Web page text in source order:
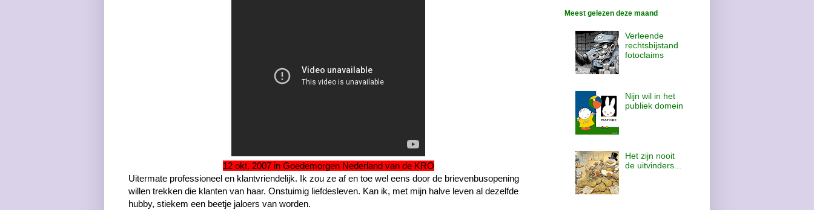
12 okt. 2007 in Goedemorgen Nederland van de KRO
Uitermate professioneel en klantvriendelijk. Ik zou ze af en toe wel eens door de brievenbusopening
willen trekken die klanten van haar. Onstuimig liefdesleven. Kan ik, met mijn halve leven al dezelfde
hubby, stiekem een beetje jaloers van worden.
Meest gelezen deze maand
Verleende
rechtsbijstand
fotoclaims
Nijn wil in het
publiek domein
Het zijn nooit
de uitvinders...